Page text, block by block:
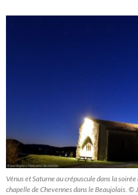
Vénus et Saturne au crépuscule dans la
chapelle de Chevennes dans le Beaujolais. ©